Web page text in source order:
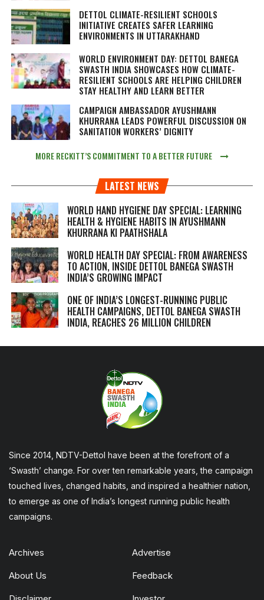
DETTOL CLIMATE-RESILIENT SCHOOLS
INITIATIVE CREATES SAFER LEARNING
ENVIRONMENTS IN UTTARAKHAND
WORLD ENVIRONMENT DAY: DETTOL BANEGA
SWASTH INDIA SHOWCASES HOW CLIMATE-
RESILIENT SCHOOLS ARE HELPING CHILDREN
STAY HEALTHY AND LEARN BETTER
CAMPAIGN AMBASSADOR AYUSHMANN
KHURRANA LEADS POWERFUL DISCUSSION ON
SANITATION WORKERS’ DIGNITY
MORE RECKITT’S COMMITMENT TO A BETTER FUTURE
LATEST NEWS
WORLD HAND HYGIENE DAY SPECIAL: LEARNING
HEALTH & HYGIENE HABITS IN AYUSHMANN
KHURRANA KI PAATHSHALA
WORLD HEALTH DAY SPECIAL: FROM AWARENESS
TO ACTION, INSIDE DETTOL BANEGA SWASTH
INDIA’S GROWING IMPACT
ONE OF INDIA’S LONGEST-RUNNING PUBLIC
HEALTH CAMPAIGNS, DETTOL BANEGA SWASTH
INDIA, REACHES 26 MILLION CHILDREN
Since 2014, NDTV-Dettol have been at the forefront of a
‘Swasth’ change. For over ten remarkable years, the campaign
touched lives, changed habits, and inspired a healthier nation,
to emerge as one of India’s longest running public health
campaigns.
Archives Advertise
About Us Feedback